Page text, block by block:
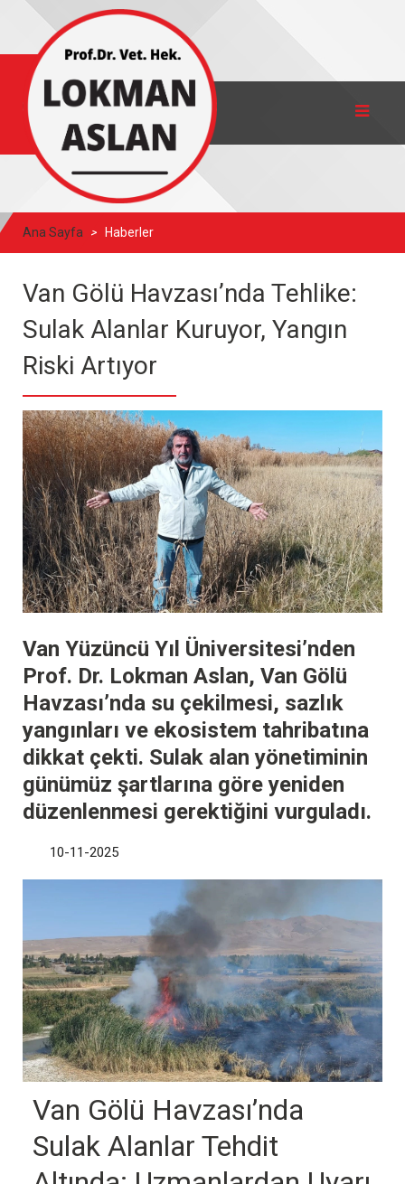
Ana Sayfa Haberler
Van Gölü Havzası’nda Tehlike:
Sulak Alanlar Kuruyor, Yangın
Riski Artıyor
Van Yüzüncü Yıl Üniversitesi’nden
Prof. Dr. Lokman Aslan, Van Gölü
Havzası’nda su çekilmesi, sazlık
yangınları ve ekosistem tahribatına
dikkat çekti. Sulak alan yönetiminin
günümüz şartlarına göre yeniden
düzenlenmesi gerektiğini vurguladı.
10-11-2025
Van Gölü Havzası’nda
Sulak Alanlar Tehdit